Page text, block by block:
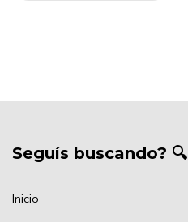
Seguís buscando? 🔍
Inicio